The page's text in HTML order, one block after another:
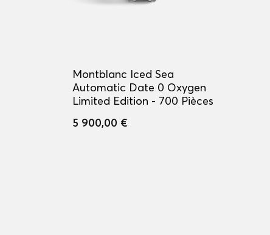
Montblanc Iced Sea
Automatic Date 0 Oxygen
Limited Edition - 700 Pièces
5 900,00 €